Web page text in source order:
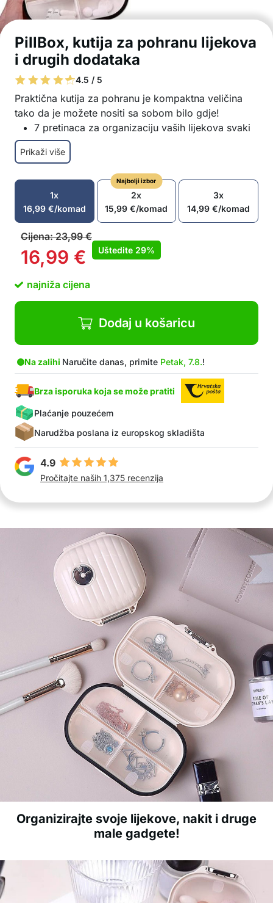
PillBox, kutija za pohranu lijekova
i drugih dodataka
4.5 / 5
Praktična kutija za pohranu je kompaktna veličina
tako da je možete nositi sa sobom bilo gdje!
7 pretinaca za organizaciju vaših lijekova svaki
dan u tjednu
Kutija za pohranu je pogodna za lijekove, nakit,
pribor za šivanje, itd.
Kompaktan i lagani dizajn, praktično za nošenje
Sigurno zatvaranje kako bi se spriječilo
otvaranje
Materijali visoke kvalitete kako bi se osigurala
dugotrajna upotreba
Lako za čišćenje i održavanje
U paketu: 1x PillBox
Prikaži više
1x
16,99 €/komad
Najbolji izbor
2x
15,99€/komad
3x
14,99€/komad
Cijena:23,99€
16,99 € Uštedite 29%
najniža cijena
Dodaj u košaricu
Na zalihi Naručite danas, primite Petak, 7.8.!
Brza isporuka koja se može pratiti
Plaćanje pouzećem
Narudžba poslana iz europskog skladišta
4.9
Pročitajte naših 1,375 recenzija
Organizirajte svoje lijekove, nakit i druge
male gadgete!